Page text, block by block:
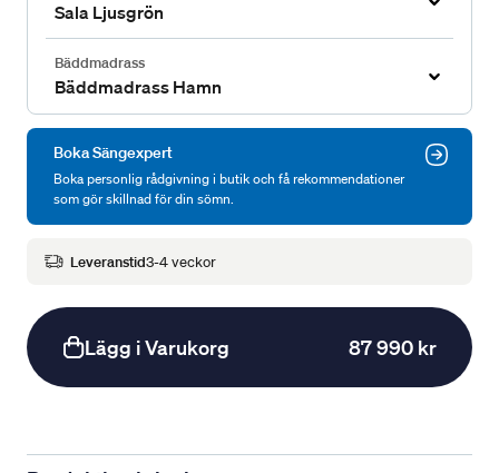
Sala Ljusgrön
Bäddmadrass
Bäddmadrass Hamn
Boka Sängexpert
Boka personlig rådgivning i butik och få rekommendationer
som gör skillnad för din sömn.
Leveranstid3-4 veckor
Lägg i Varukorg 87 990 kr